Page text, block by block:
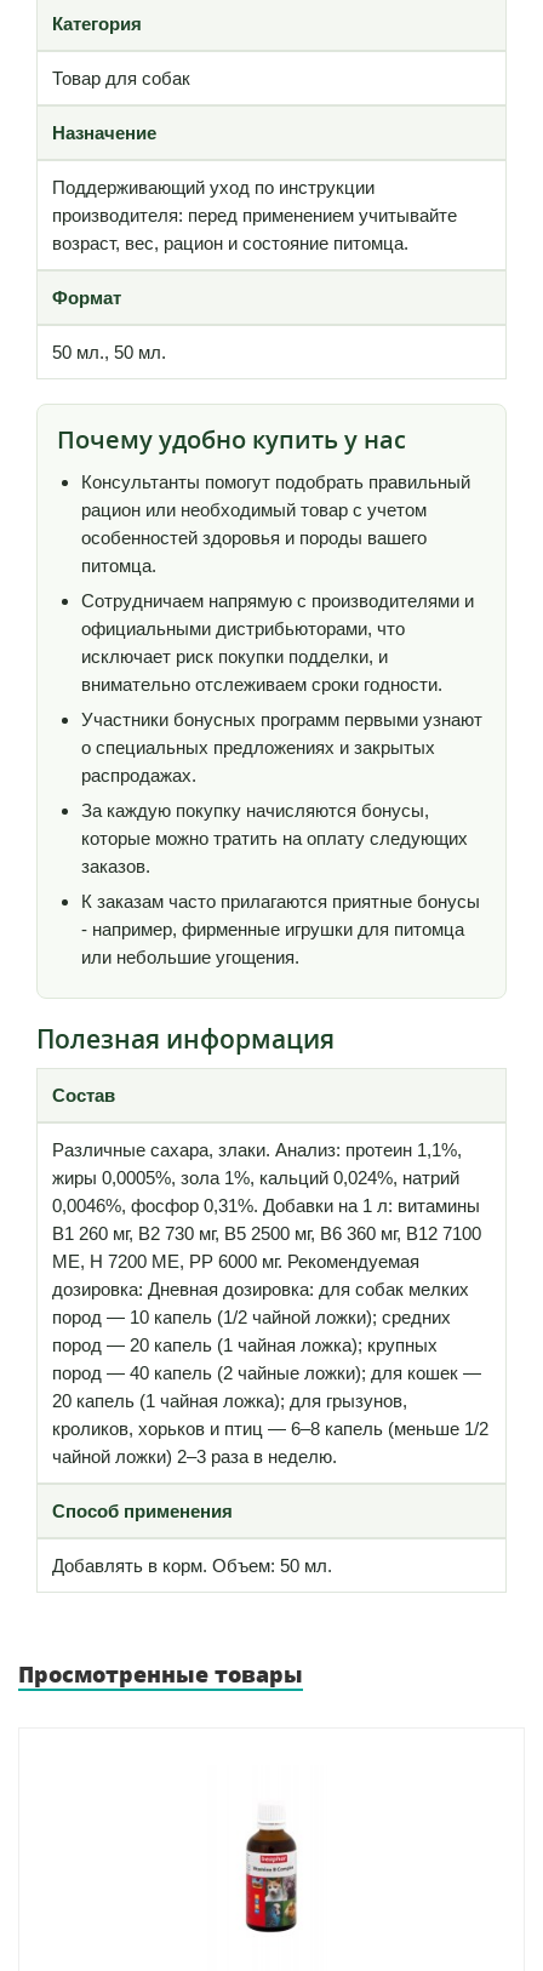
Категория
Товар для собак
Назначение
Поддерживающий уход по инструкции
производителя: перед применением учитывайте
возраст, вес, рацион и состояние питомца.
Формат
50 мл., 50 мл.
Почему удобно купить у нас
Консультанты помогут подобрать правильный
рацион или необходимый товар с учетом
особенностей здоровья и породы вашего
питомца.
Сотрудничаем напрямую с производителями и
официальными дистрибьюторами, что
исключает риск покупки подделки, и
внимательно отслеживаем сроки годности.
Участники бонусных программ первыми узнают
о специальных предложениях и закрытых
распродажах.
За каждую покупку начисляются бонусы,
которые можно тратить на оплату следующих
заказов.
К заказам часто прилагаются приятные бонусы
- например, фирменные игрушки для питомца
или небольшие угощения.
Полезная информация
Состав
Различные сахара, злаки. Анализ: протеин 1,1%,
жиры 0,0005%, зола 1%, кальций 0,024%, натрий
0,0046%, фосфор 0,31%. Добавки на 1 л: витамины
B1 260 мг, B2 730 мг, B5 2500 мг, B6 360 мг, B12 7100
ME, H 7200 ME, PP 6000 мг. Рекомендуемая
дозировка: Дневная дозировка: для собак мелких
пород — 10 капель (1/2 чайной ложки); средних
пород — 20 капель (1 чайная ложка); крупных
пород — 40 капель (2 чайные ложки); для кошек —
20 капель (1 чайная ложка); для грызунов,
кроликов, хорьков и птиц — 6–8 капель (меньше 1/2
чайной ложки) 2–3 раза в неделю.
Способ применения
Добавлять в корм. Объем: 50 мл.
Просмотренные товары